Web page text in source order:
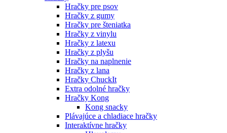
Hračky pre psov
Hračky z gumy
Hračky pre šteniatka
Hračky z vinylu
Hračky z latexu
Hračky z plyšu
Hračky na naplnenie
Hračky z lana
Hračky ChuckIt
Extra odolné hračky
Hračky Kong
Kong snacky
Plávajúce a chladiace hračky
Interaktívne hračky